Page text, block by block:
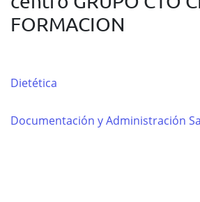
FORMACION
Dietética
Documentación y Administración